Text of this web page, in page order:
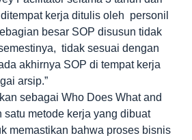
kerja ditulis oleh personil
besar SOP disusun tidak
tidak sesuai dengan
akhirnya SOP di tempat kerja
arsip.”
sebagai Who Does What and
satu metode kerja yang dibuat
memastikan bahwa proses bisnis